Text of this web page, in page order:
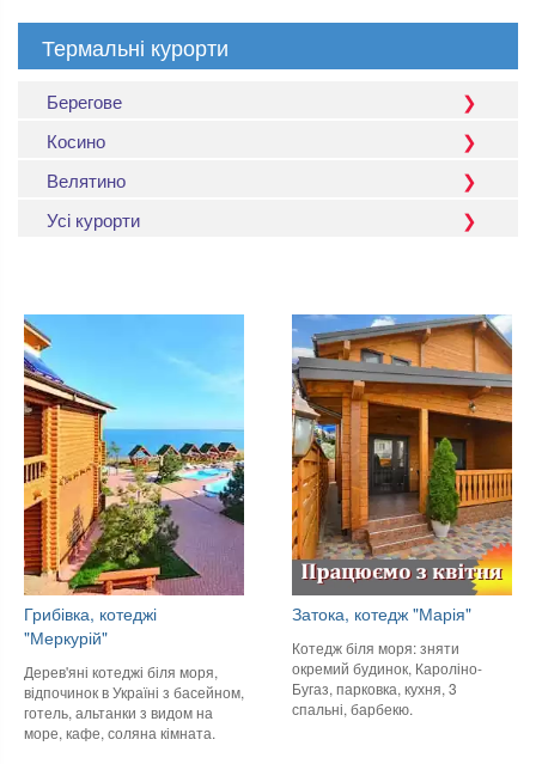
Термальні курорти
Берегове
Косино
Велятино
Усі курорти
Грибівка, котеджі
"Меркурій"
Дерев'яні котеджі біля моря,
відпочинок в Україні з басейном,
готель, альтанки з видом на
море, кафе, соляна кімната.
Затока, котедж "Марія"
Котедж біля моря: зняти
окремий будинок, Кароліно-
Бугаз, парковка, кухня, 3
спальні, барбекю.